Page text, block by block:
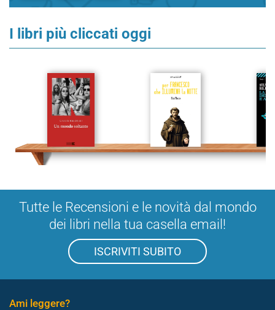
I libri più cliccati oggi
Tutte le Recensioni e le novità dal mondo
dei libri nella tua casella email!
ISCRIVITI SUBITO
Ami leggere?